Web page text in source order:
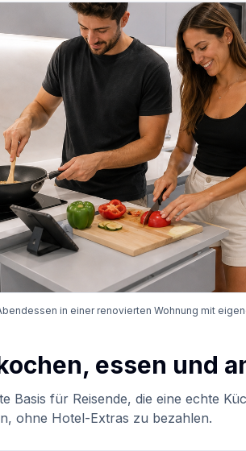
in einer renovierten Wohnung mit
essen und
Basis für Reisende, die eine echte
ohne Hotel-Extras zu bezahlen.